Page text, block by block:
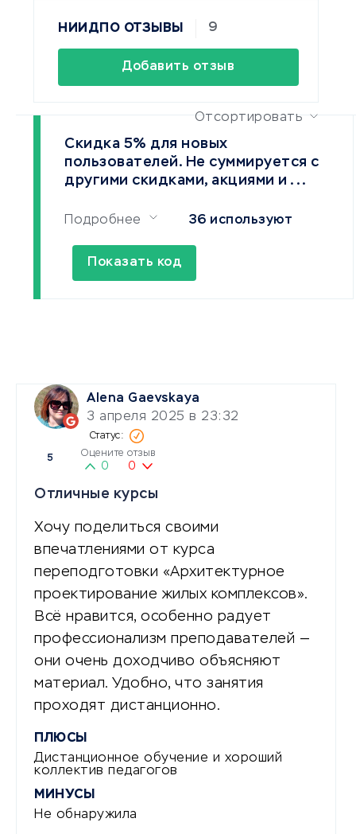
НИИДПО ОТЗЫВЫ 9
Добавить отзыв
Отсортировать
Скидка 5% для новых
пользователей. Не суммируется c
другими скидками, акциями и ...
Показать код
Подробнее 36 используют
Alena Gaevskaya
3 апреля 2025 в 23:32
5 Оцените отзыв
0 0
Отличные курсы
Хочу поделиться своими
впечатлениями от курса
переподготовки «Архитектурное
проектирование жилых комплексов».
Всё нравится, особенно радует
профессионализм преподавателей —
они очень доходчиво объясняют
материал. Удобно, что занятия
проходят дистанционно.
ПЛЮСЫ
Дистанционное обучение и хороший
коллектив педагогов
МИНУСЫ
Не обнаружила